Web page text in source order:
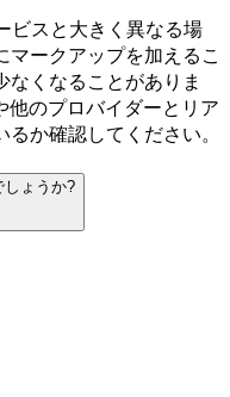
ビスと大きく異なる場
ークアップを加えるこ
なくなることがありま
のプロバイダーとリア
か確認してください。
しょうか?